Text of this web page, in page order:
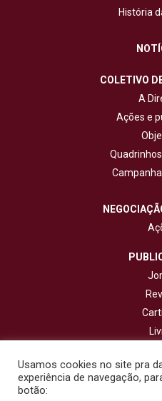
História
COLETIVO
A
Ações e
Usamos cookies no site pra
experiência de navegação,
botão: